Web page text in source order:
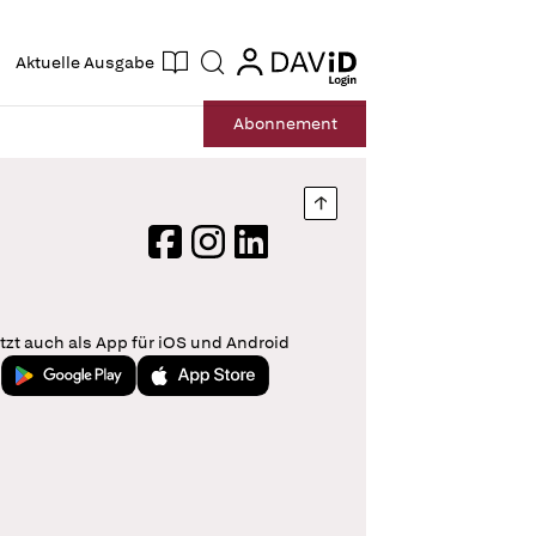
Aktuelle Ausgabe Suche login
login
Abonnement
Nach oben springen
FacebookInstagram
LinkedIn
auch als App für iOS und Android
Jetzt bei Google PlayLaden im App Store